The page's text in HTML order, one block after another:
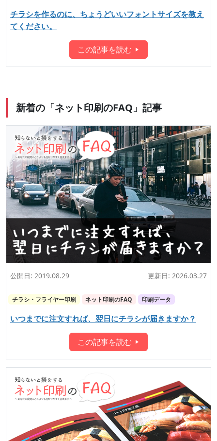
チラシを作るのに、ちょうどいいフォントサイズを教え
てください。
この記事を読む
新着の「ネット印刷のFAQ」記事
公開日: 2019.08.29 更新日: 2026.03.27
チラシ・フライヤー印刷 ネット印刷のFAQ 印刷データ
いつまでに注文すれば、翌日にチラシが届きますか？
この記事を読む